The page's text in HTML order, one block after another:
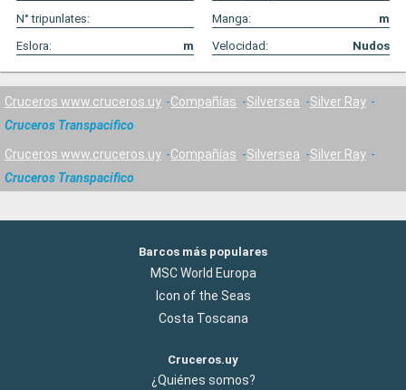
N° tripunlates:
Manga:
m
Eslora:
m Velocidad: Nudos
Cruceros www.cruceros.uy Compañías Silversea
Silver Ray
Cruceros Transpacifico
Cruceros www.cruceros.uy Compañías Silversea
Silver Ray
Cruceros Transpacifico
Barcos más populares
MSC World Europa
Icon of the Seas
Costa Toscana
Cruceros.uy
¿Quiénes somos?